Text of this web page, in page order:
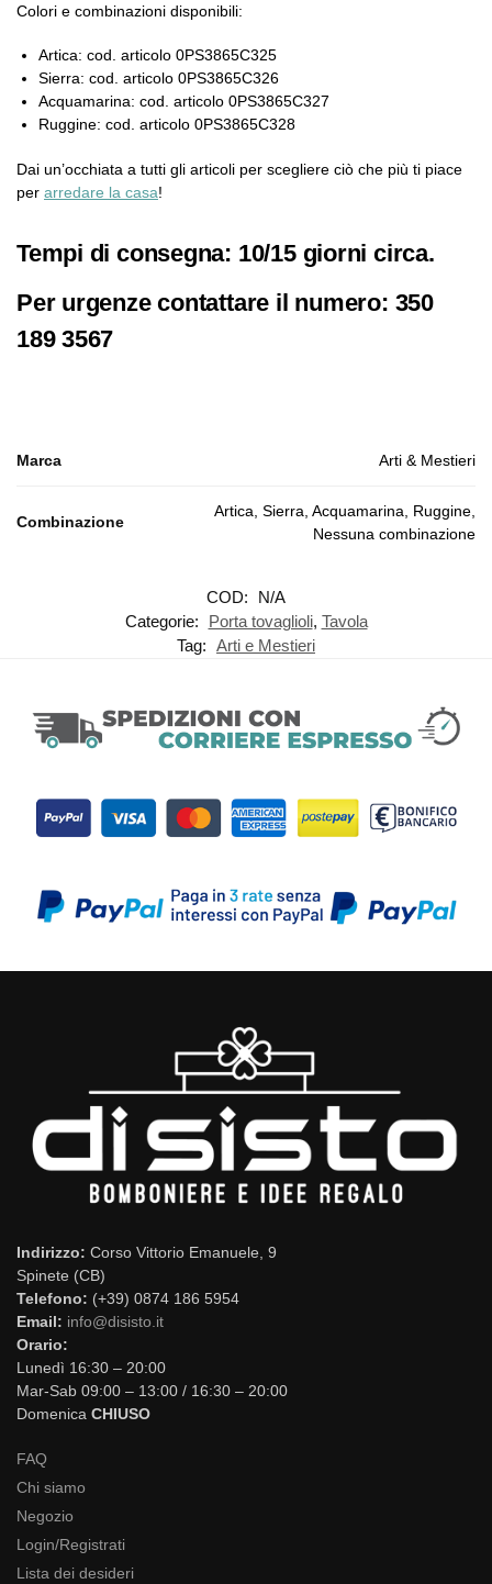
Colori e combinazioni disponibili:
Artica: cod. articolo 0PS3865C325
Sierra: cod. articolo 0PS3865C326
Acquamarina: cod. articolo 0PS3865C327
Ruggine: cod. articolo 0PS3865C328
Dai un’occhiata a tutti gli articoli per scegliere ciò che più ti piace
per arredare la casa!
Tempi di consegna: 10/15 giorni circa.
Per urgenze contattare il numero: 350
189 3567
Marca Arti & Mestieri
Combinazione
Artica, Sierra, Acquamarina, Ruggine,
Nessuna combinazione
COD:
N/A
Categorie:
Porta tovaglioli, Tavola
Tag: Arti e Mestieri
Indirizzo: Corso Vittorio Emanuele, 9
Spinete (CB)
Telefono: (+39) 0874 186 5954
Email: info@disisto.it
Orario:
Lunedì 16:30 – 20:00
Mar-Sab 09:00 – 13:00 / 16:30 – 20:00
Domenica CHIUSO
FAQ
Chi siamo
Negozio
Login/Registrati
Lista dei desideri